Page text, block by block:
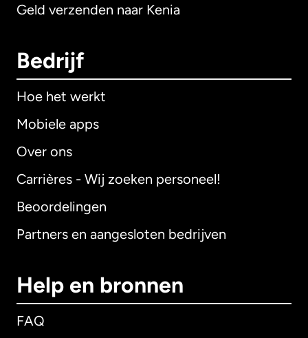
Geld verzenden naar Kenia
Bedrijf
Hoe het werkt
Mobiele apps
Over ons
Carrières - Wij zoeken personeel!
Beoordelingen
Partners en aangesloten bedrijven
Help en bronnen
FAQ